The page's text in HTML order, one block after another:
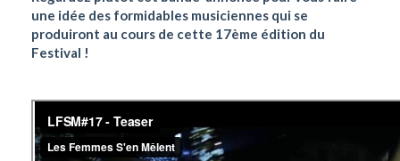
une idée des formidables musiciennes qui se
produiront au cours de cette 17ème édition du
Festival !